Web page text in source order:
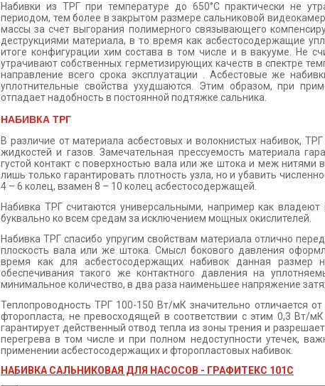
Набивки из ТРГ при температуре до 650°С практически не
периодом, тем более в закрытом размере сальниковой
массы за счет выгорания полимерного связывающего
деструкциями материала, в то время как асбестосодержащие
итоге конфигурации хим состава в том числе и в вакууме. Не
утрачивают собственных герметизирующих качеств в спектре
направление всего срока эксплуатации . Асбестовые же
уплотнительные свойства ухудшаются. Этим образом, при
отпадает надобность в постоянной подтяжке сальника.
НАБИВКА ТРГ
В различие от материала асбестовых и волокнистых набивок,
жидкостей и газов. Замечательная прессуемость материала
густой контакт с поверхностью вала или же штока и меж нитями
лишь только гарантировать плотность узла, но и убавить
4 – 6 колец, взамен 8 – 10 колец асбестосодержащей.
Набивка ТРГ считаются универсальными, например как
буквально ко всем средам за исключением мощных окислителей.
Набивка ТРГ спасибо упругим свойствам материала отлично
плоскость вала или же штока. Смысл бокового давления
время как для асбестосодержащих набивок данная
обеспечивания такого же контактного давления на
минимальное количество, в два раза наименьшее напряжение
Теплопроводность ТРГ 100-150 Вт/мК значительно отличается от
фторопласта, не превосходящей в соответствии с этим 0,3 Вт/
гарантирует действенный отвод тепла из зоны трения и
перегрева в том числе и при полном недоступности утечек,
применении асбестосодержащих и фторопластовых набивок.
НАБИВКА САЛЬНИКОВАЯ ДЛЯ НАСОСОВ - ГРАФИТЕКС 101С